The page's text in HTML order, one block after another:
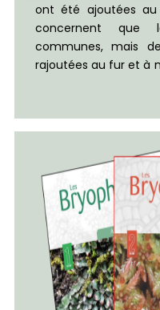
ont été ajoutées au
concernent que
communes, mais
rajoutées